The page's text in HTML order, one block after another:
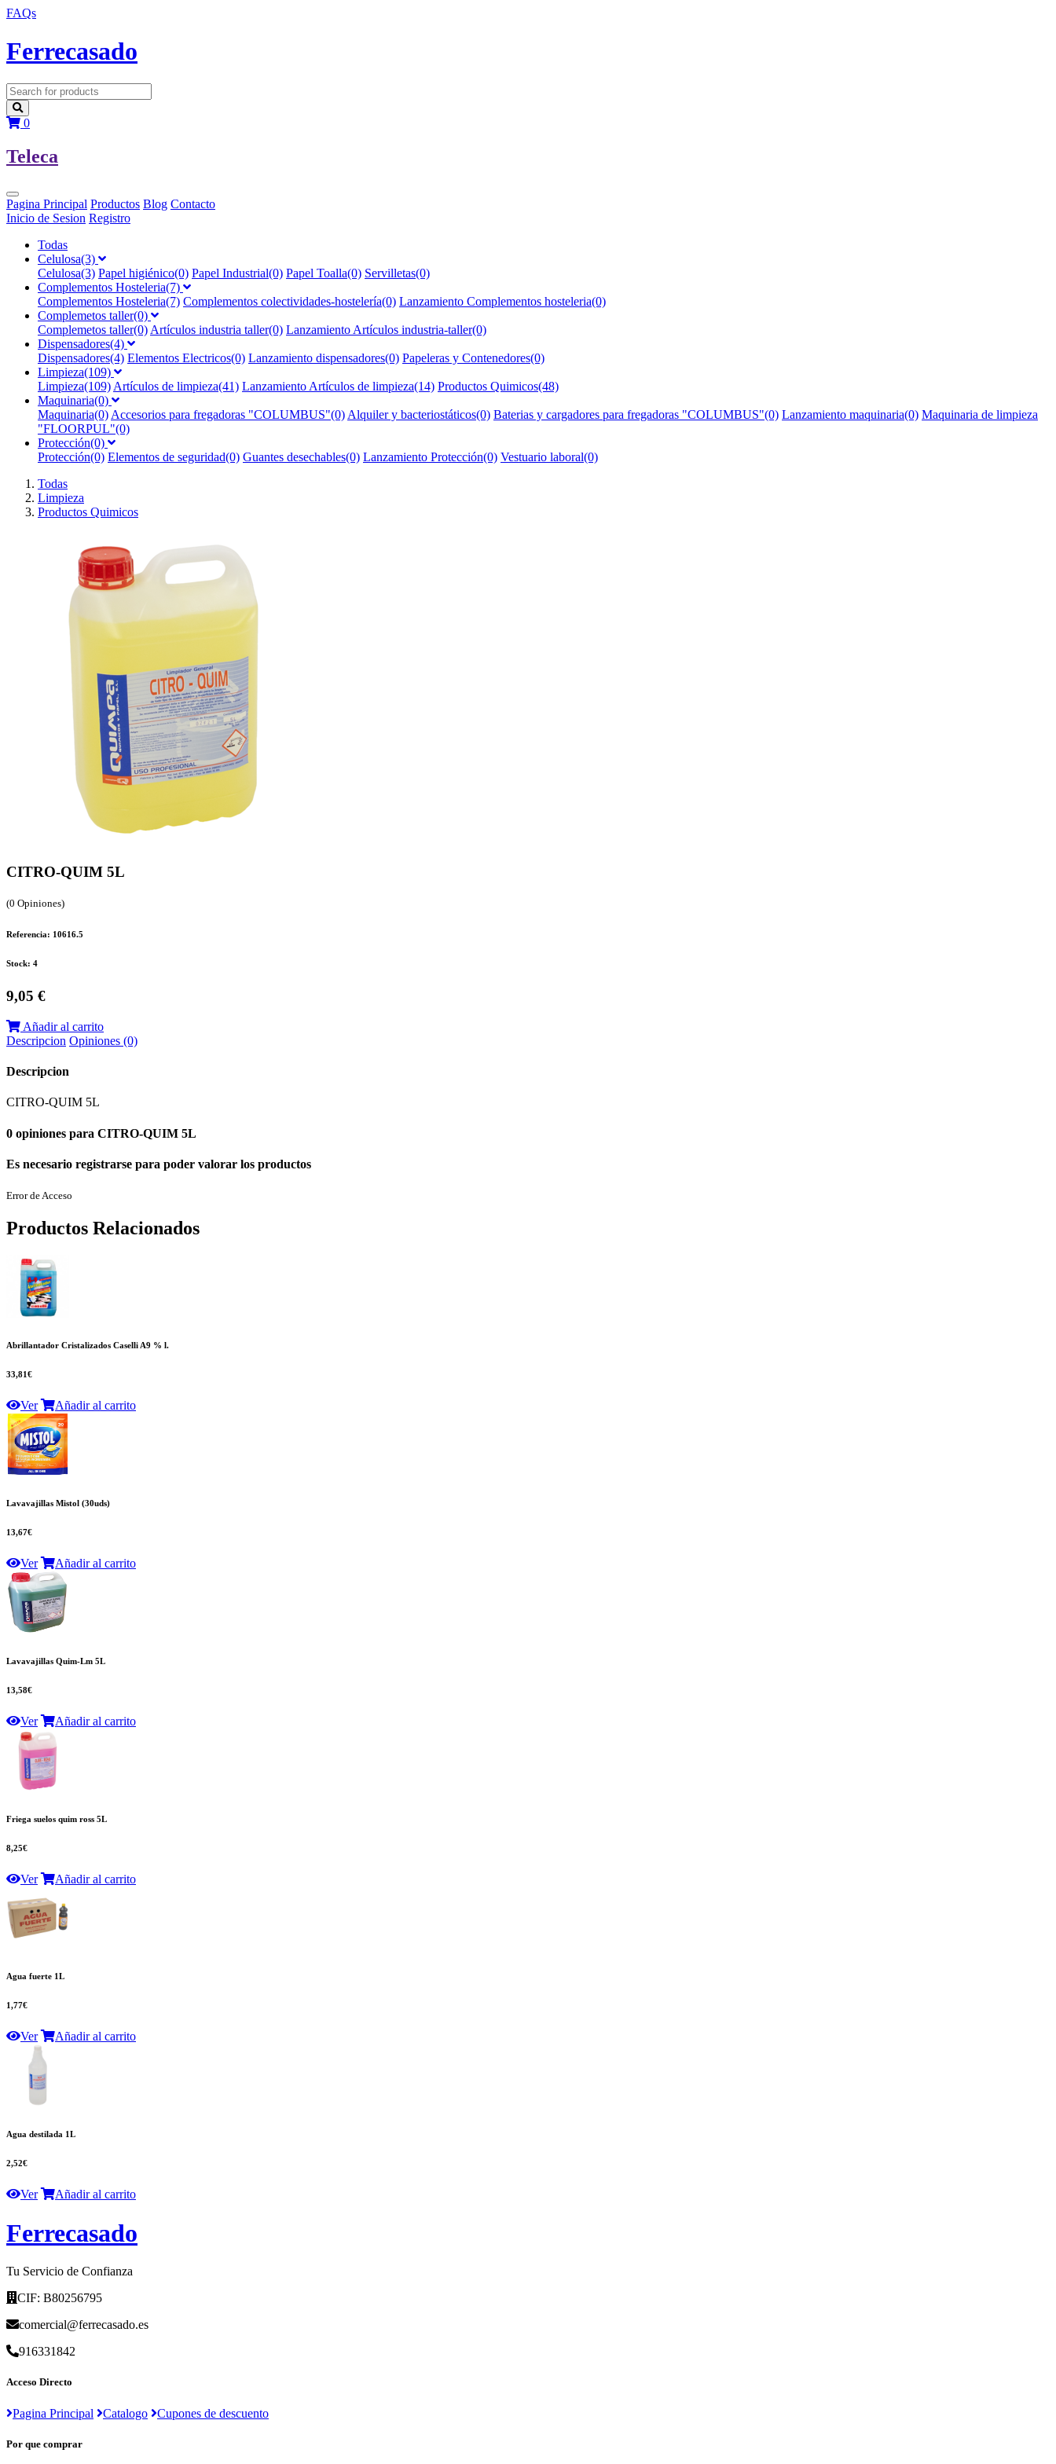
FAQs
Ferrecasado
0
Teleca
Pagina Principal Productos Blog Contacto
Inicio de Sesion Registro
Todas
Celulosa(3)
Celulosa(3) Papel higiénico(0) Papel Industrial(0) Papel Toalla(0) Servilletas(0)
Complementos Hosteleria(7)
Complementos Hosteleria(7) Complementos colectividades-hostelería(0) Lanzamiento Complementos hosteleria(0)
Complemetos taller(0)
Complemetos taller(0) Artículos industria taller(0) Lanzamiento Artículos industria-taller(0)
Dispensadores(4)
Dispensadores(4) Elementos Electricos(0) Lanzamiento dispensadores(0) Papeleras y Contenedores(0)
Limpieza(109)
Limpieza(109) Artículos de limpieza(41) Lanzamiento Artículos de limpieza(14) Productos Quimicos(48)
Maquinaria(0)
Maquinaria(0) Accesorios para fregadoras "COLUMBUS"(0) Alquiler y bacteriostáticos(0) Baterias y cargadores para fregadoras "COLUMBUS"(0) Lanzamiento maquinaria(0) Maquinaria de limpieza
"FLOORPUL"(0)
Protección(0)
Protección(0) Elementos de seguridad(0) Guantes desechables(0) Lanzamiento Protección(0) Vestuario laboral(0)
Todas
Limpieza
Productos Quimicos
CITRO-QUIM 5L
(0 Opiniones)
Referencia: 10616.5
Stock: 4
9,05 €
Añadir al carrito
Descripcion Opiniones (0)
Descripcion
CITRO-QUIM 5L
0 opiniones para CITRO-QUIM 5L
Es necesario registrarse para poder valorar los productos
Error de Acceso
Productos Relacionados
Abrillantador Cristalizados Caselli A9 % l.
33,81€
Ver Añadir al carrito
Lavavajillas Mistol (30uds)
13,67€
Ver Añadir al carrito
Lavavajillas Quim-Lm 5L
13,58€
Ver Añadir al carrito
Friega suelos quim ross 5L
8,25€
Ver Añadir al carrito
Agua fuerte 1L
1,77€
Ver Añadir al carrito
Agua destilada 1L
2,52€
Ver Añadir al carrito
Ferrecasado
Tu Servicio de Confianza
CIF: B80256795
comercial@ferrecasado.es
916331842
Acceso Directo
Pagina Principal Catalogo Cupones de descuento
Por que comprar